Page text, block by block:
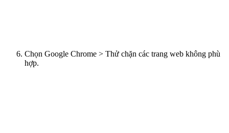
Chọn Google Chrome > Thử chặn các trang web không phù
hợp.